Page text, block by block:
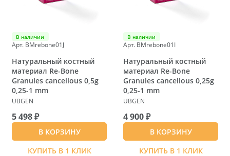
В наличии
Арт. BMrebone01J
Натуральный костный
материал Re-Bone
Granules cancellous 0,5g
0,25-1 mm
UBGEN
5 498 ₽
В КОРЗИНУ
КУПИТЬ В 1 КЛИК
В наличии
Арт. BMrebone01I
Натуральный костный
материал Re-Bone
Granules cancellous 0,25g
0,25-1 mm
UBGEN
4 900 ₽
В КОРЗИНУ
КУПИТЬ В 1 КЛИК